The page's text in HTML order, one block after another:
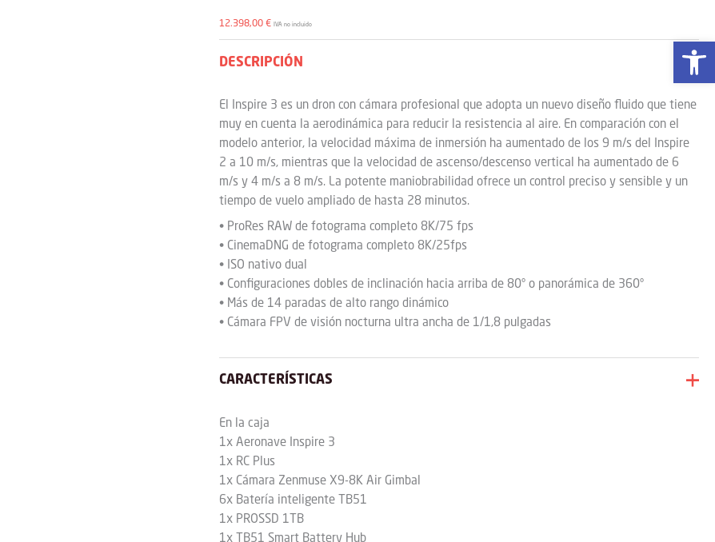
12.398,00€ IVA no incluido
DESCRIPCIÓN
El Inspire 3 es un dron con cámara profesional que adopta un nuevo diseño fluido que tiene
muy en cuenta la aerodinámica para reducir la resistencia al aire. En comparación con el
modelo anterior, la velocidad máxima de inmersión ha aumentado de los 9 m/s del Inspire
2 a 10 m/s, mientras que la velocidad de ascenso/descenso vertical ha aumentado de 6
m/s y 4 m/s a 8 m/s. La potente maniobrabilidad ofrece un control preciso y sensible y un
tiempo de vuelo ampliado de hasta 28 minutos.
• ProRes RAW de fotograma completo 8K/75 fps
• CinemaDNG de fotograma completo 8K/25fps
• ISO nativo dual
• Configuraciones dobles de inclinación hacia arriba de 80° o panorámica de 360°
• Más de 14 paradas de alto rango dinámico
• Cámara FPV de visión nocturna ultra ancha de 1/1,8 pulgadas
CARACTERÍSTICAS
En la caja
1x Aeronave Inspire 3
1x RC Plus
1x Cámara Zenmuse X9-8K Air Gimbal
6x Batería inteligente TB51
1x PROSSD 1TB
1x TB51 Smart Battery Hub
Abrir